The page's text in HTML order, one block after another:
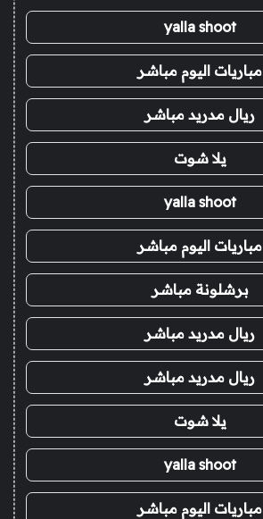
yalla shoot
مباريات اليوم مباشر
ريال مدريد مباشر
يلا شوت
yalla shoot
مباريات اليوم مباشر
برشلونة مباشر
ريال مدريد مباشر
ريال مدريد مباشر
يلا شوت
yalla shoot
مباريات اليوم مباشر